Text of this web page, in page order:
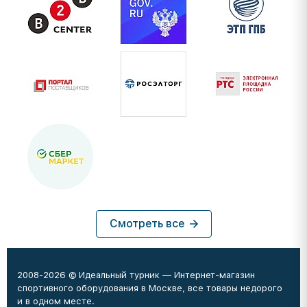
Смотреть все
2008-2026 © Идеальный турник — Интернет-магазин
спортивного оборудования в Москве, все товары недорого
и в одном месте.